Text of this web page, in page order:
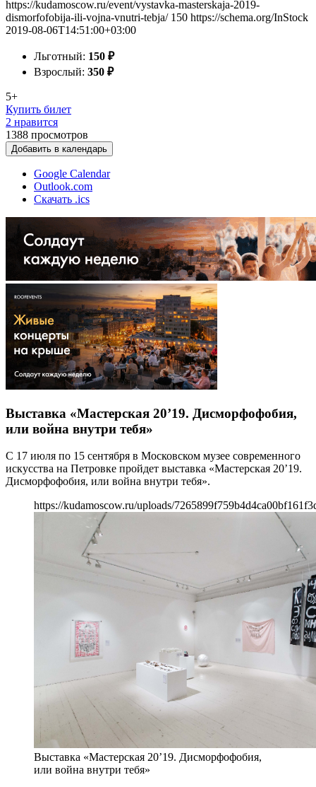
https://kudamoscow.ru/event/vystavka-masterskaja-2019-
dismorfofobija-ili-vojna-vnutri-tebja/ 150 https://schema.org/InStock
2019-08-06T14:51:00+03:00
Льготный: 150 ₽
Взрослый: 350 ₽
5+
Купить билет
2 нравится
1388 просмотров
Добавить в календарь
Google Calendar
Outlook.com
Скачать .ics
Выставка «Мастерская 20’19. Дисморфофобия,
или война внутри тебя»
С 17 июля по 15 сентября в Московском музее современного
искусства на Петровке пройдет выставка «Мастерская 20’19.
Дисморфофобия, или война внутри тебя».
https://kudamoscow.ru/uploads/
Выставка «Мастерская 20’19. Дисморфофобия,
или война внутри тебя»